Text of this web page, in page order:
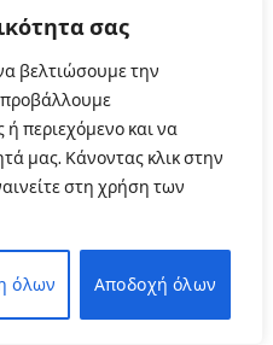
σας
βελτιώσουμε την
προβάλλουμε
ή περιεχόμενο και να
μας. Κάνοντας κλικ στην
στη χρήση των
όλων Αποδοχή όλων